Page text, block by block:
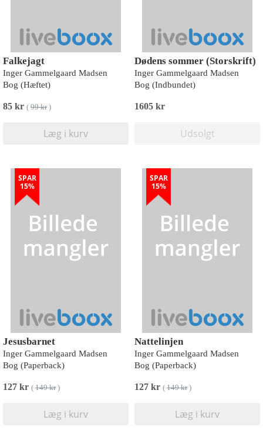
Falkejagt
Inger Gammelgaard Madsen
Bog (Hæftet)
85 kr ( 99 kr)
Læg i kurv
Dødens sommer (Storskrift)
Inger Gammelgaard Madsen
Bog (Indbundet)
1605 kr
Udsolgt
SPAR
15%
Jesusbarnet
Inger Gammelgaard Madsen
Bog (Paperback)
127 kr ( 149 kr)
Læg i kurv
SPAR
15%
Nattelinjen
Inger Gammelgaard Madsen
Bog (Paperback)
127 kr ( 149 kr)
Læg i kurv